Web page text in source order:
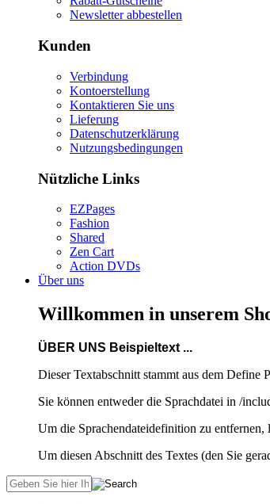
Newsletter abbestellen
Kunden
Verbindung
Kontoerstellung
Kontaktieren Sie uns
Lieferung
Datenschutzerklärung
Nutzungsbedingungen
Nützliche Links
EZPages
Fashion
Shared
Zen Cart
Action DVDs
Über uns
Willkommen in unserem
ÜBER UNS Beispieltext ...
Dieser Textabschnitt stammt aus dem Define
Sie können entweder die Sprachdatei in /
Um die Sprachendateidefinition zu
Um diesen Abschnitt des Textes (den Sie